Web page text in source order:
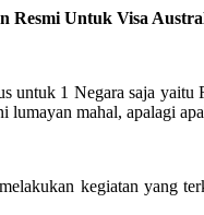
Resmi Untuk Visa
untuk 1 Negara saja
mahal, apalagi
kegiatan yang